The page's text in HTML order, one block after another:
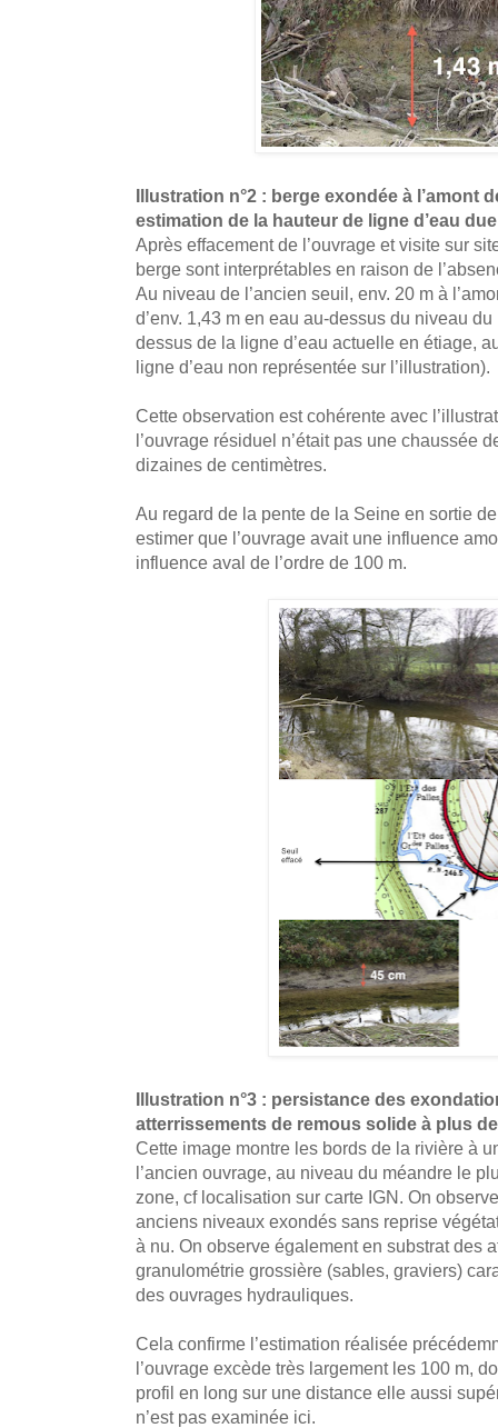
Illustration n°2 : berge exondée à l’amont
estimation de la hauteur de ligne d’eau
Après effacement de l’ouvrage et visite sur
berge sont interprétables en raison de
Au niveau de l’ancien seuil, env. 20 m à
d’env. 1,43 m en eau au-dessus du niveau
dessus de la ligne d’eau actuelle en étiage,
ligne d’eau non représentée sur l’illustration).
Cette observation est cohérente avec
l’ouvrage résiduel n’était pas une chaussée
dizaines de centimètres.
Au regard de la pente de la Seine en sortie
estimer que l’ouvrage avait une influence
influence aval de l’ordre de 100 m.
Illustration n°3 : persistance des
atterrissements de remous solide à plus
Cette image montre les bords de la rivière à
l’ancien ouvrage, au niveau du méandre le
zone, cf localisation sur carte IGN. On
anciens niveaux exondés sans reprise
à nu. On observe également en substrat des
granulométrie grossière (sables, graviers)
des ouvrages hydrauliques.
Cela confirme l’estimation réalisée
l’ouvrage excède très largement les 100 m,
profil en long sur une distance elle aussi
n’est pas examinée ici.